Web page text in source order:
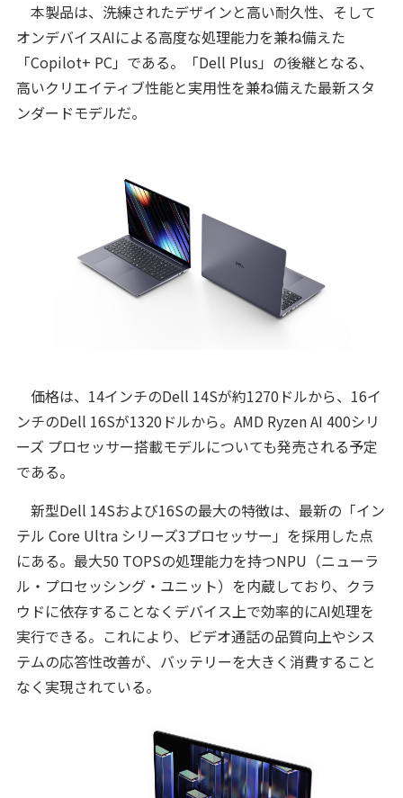
本製品は、洗練されたデザインと高い耐久性、そして
オンデバイスAIによる高度な処理能力を兼ね備えた
「Copilot+ PC」である。「Dell Plus」の後継となる、
高いクリエイティブ性能と実用性を兼ね備えた最新スタ
ンダードモデルだ。
価格は、14インチのDell 14Sが約1270ドルから、16イ
ンチのDell 16Sが1320ドルから。AMD Ryzen AI 400シリ
ーズ プロセッサー搭載モデルについても発売される予定
である。
新型Dell 14Sおよび16Sの最大の特徴は、最新の「イン
テル Core Ultra シリーズ3プロセッサー」を採用した点
にある。最大50 TOPSの処理能力を持つNPU（ニューラ
ル・プロセッシング・ユニット）を内蔵しており、クラ
ウドに依存することなくデバイス上で効率的にAI処理を
実行できる。これにより、ビデオ通話の品質向上やシス
テムの応答性改善が、バッテリーを大きく消費すること
なく実現されている。